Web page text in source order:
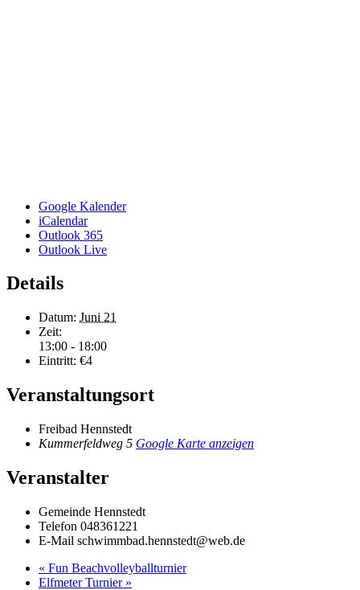
Google Kalender
iCalendar
Outlook 365
Outlook Live
Details
Datum: Juni 21
Zeit:
13:00 - 18:00
Eintritt: €4
Veranstaltungsort
Freibad Hennstedt
Kummerfeldweg 5 Google Karte anzeigen
Veranstalter
Gemeinde Hennstedt
Telefon 048361221
E-Mail schwimmbad.hennstedt@web.de
« Fun Beachvolleyballturnier
Elfmeter Turnier »